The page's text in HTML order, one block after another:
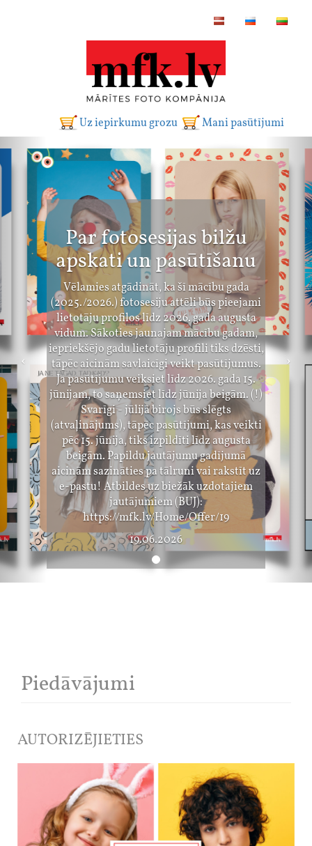
Uz iepirkumu grozu Mani pasūtījumi
Par fotosesijas bilžu
apskati un pasūtīšanu
Vēlamies atgādināt, ka šī mācību gada
(2025./2026.) fotosesiju attēli būs pieejami
lietotāju profilos līdz 2026. gada augusta
vidum. Sākoties jaunajam mācību gadam,
iepriekšējo gadu lietotāju profili tiks dzēsti,
tāpēc aicinām savlaicīgi veikt pasūtījumus.
Ja pasūtījumu veiksiet līdz 2026. gada 15.
jūnijam, to saņemsiet līdz jūnija beigām. (!)
Svarīgi - jūlijā birojs būs slēgts
(atvaļinājums), tāpēc pasūtījumi, kas veikti
pēc 15. jūnija, tiks izpildīti līdz augusta
beigām. Papildu jautājumu gadījumā
aicinām sazināties pa tālruni vai rakstīt uz
e-pastu! Atbildes uz biežāk uzdotajiem
jautājumiem (BUJ):
https://mfk.lv/Home/Offer/19
19.06.2026
Piedāvājumi
AUTORIZĒJIETIES